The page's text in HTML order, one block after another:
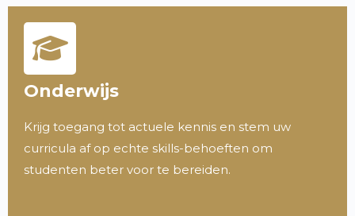
Onderwijs
Krijg toegang tot actuele kennis en stem uw
curricula af op echte skills-behoeften om
studenten beter voor te bereiden.